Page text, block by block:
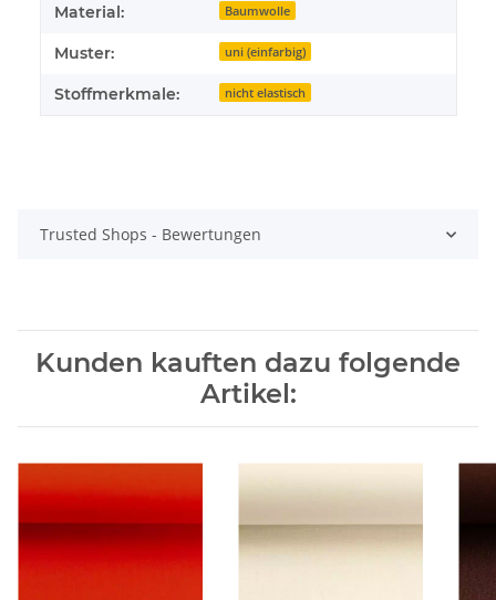
Material: Baumwolle
Muster: uni (einfarbig)
Stoffmerkmale: nicht elastisch
Trusted Shops - Bewertungen
Kunden kauften dazu folgende
Artikel: